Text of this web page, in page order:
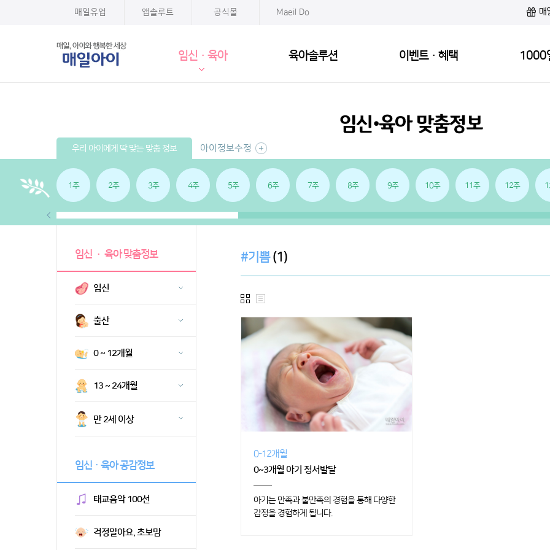
매일유업 앱솔루트 공식몰 Maeil Do 매
임신·육아 육아솔루션 이벤트·혜택 1000
우리 아이에게 딱 맞는 맞춤 정보 아이정보수정
1주 2주 3주 4주 5주 6주 7주 8주 9주 10주 11주 12주
임신 · 육아 맞춤정보
임신
출산
0 ~ 12개월
13 ~ 24개월
만 2세 이상
임신ㆍ육아 공감정보
태교음악 100선
걱정말아요, 초보맘
#기쁨(1)
0-12개월
0~3개월 아기 정서발달
아기는 만족과 불만족의 경험을 통해 다양한
감정을 경험하게 됩니다.